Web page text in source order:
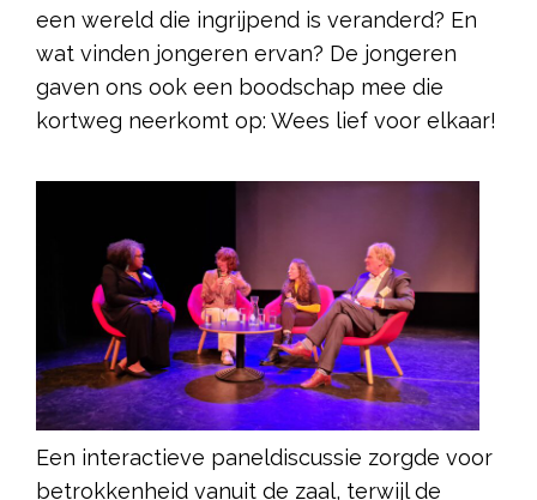
een wereld die ingrijpend is veranderd? En
wat vinden jongeren ervan? De jongeren
gaven ons ook een boodschap mee die
kortweg neerkomt op: Wees lief voor elkaar!
Een interactieve paneldiscussie zorgde voor
betrokkenheid vanuit de zaal, terwijl de